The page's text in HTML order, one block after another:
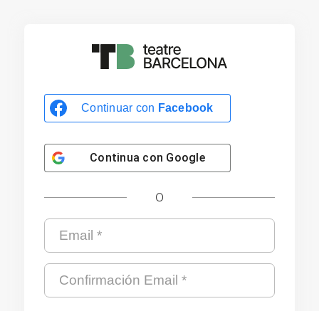
Continuar con Facebook
Continua con Google
O